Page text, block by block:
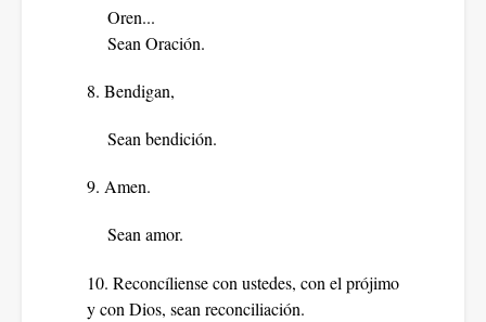
Oren...
Sean Oración.
8. Bendigan,
Sean bendición.
9. Amen.
Sean amor.
10. Reconcíliense con ustedes, con el prójimo
y con Dios, sean reconciliación.